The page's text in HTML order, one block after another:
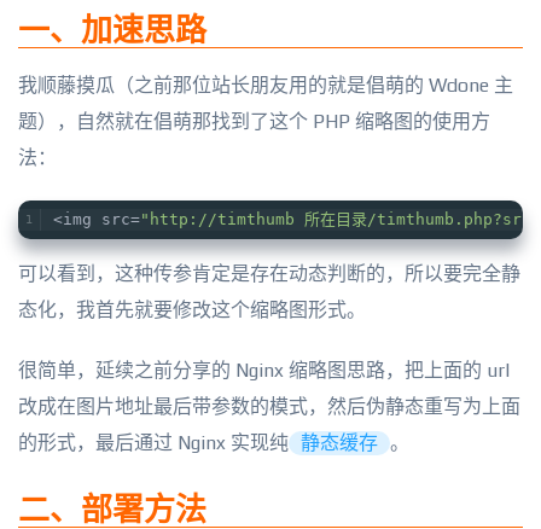
一、加速思路
我顺藤摸瓜（之前那位站长朋友用的就是倡萌的 Wdone 主
题），自然就在倡萌那找到了这个 PHP 缩略图的使用方
法：
<img src="http://timthumb 所在目录/timthumb.php?src=图
可以看到，这种传参肯定是存在动态判断的，所以要完全静
态化，我首先就要修改这个缩略图形式。
很简单，延续之前分享的 Nginx 缩略图思路，把上面的 url
改成在图片地址最后带参数的模式，然后伪静态重写为上面
的形式，最后通过 Nginx 实现纯 静态缓存 。
二、部署方法